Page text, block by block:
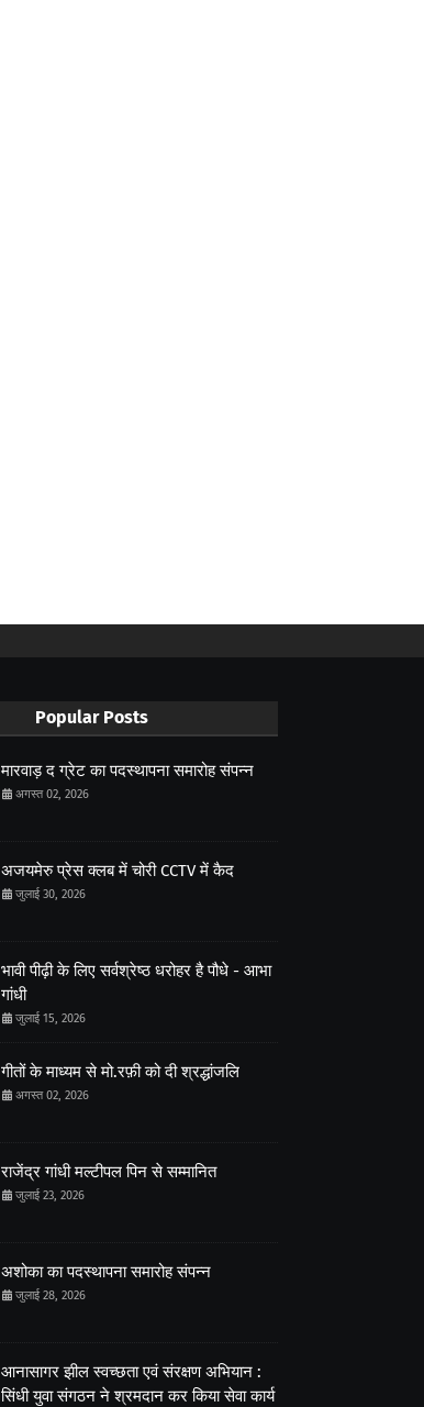
Popular Posts
मारवाड़ द ग्रेट का पदस्थापना समारोह संपन्न
अगस्त 02, 2026
अजयमेरु प्रेस क्लब में चोरी CCTV में कैद
जुलाई 30, 2026
भावी पीढ़ी के लिए सर्वश्रेष्ठ धरोहर है पौधे - आभा
गांधी
जुलाई 15, 2026
गीतों के माध्यम से मो.रफ़ी को दी श्रद्धांजलि
अगस्त 02, 2026
राजेंद्र गांधी मल्टीपल पिन से सम्मानित
जुलाई 23, 2026
अशोका का पदस्थापना समारोह संपन्न
जुलाई 28, 2026
आनासागर झील स्वच्छता एवं संरक्षण अभियान :
सिंधी युवा संगठन ने श्रमदान कर किया सेवा कार्य